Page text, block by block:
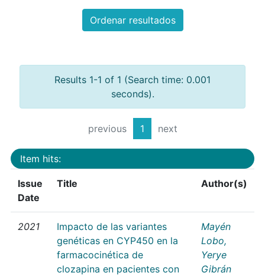
Ordenar resultados
Results 1-1 of 1 (Search time: 0.001
seconds).
previous 1 next
Item hits:
Issue
Date
Title Author(s)
2021
Impacto de las variantes
genéticas en CYP450 en la
farmacocinética de
clozapina en pacientes con
Mayén
Lobo,
Yerye
Gibrán